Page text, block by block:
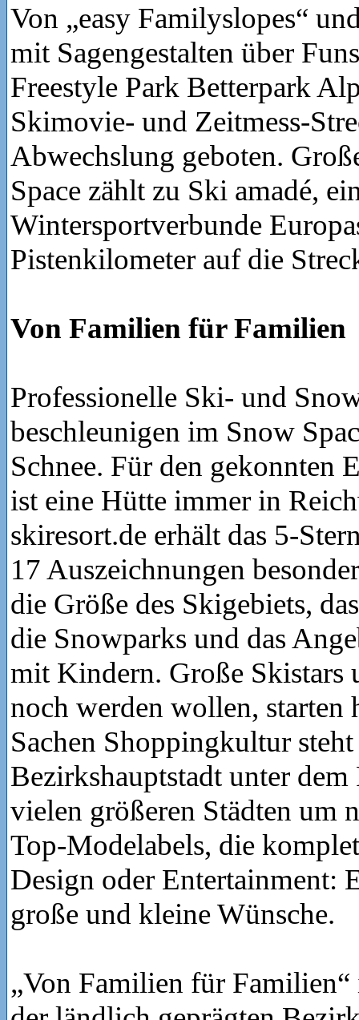
Von „easy Familyslopes“
mit Sagengestalten über
Freestyle Park Betterpark
Skimovie- und Zeitmess-
Abwechslung geboten.
Space zählt zu Ski amadé,
Wintersportverbunde
Pistenkilometer auf die
Von Familien für Familien
Professionelle Ski- und
beschleunigen im Snow
Schnee. Für den gekonnten
ist eine Hütte immer in
skiresort.de erhält das 5-
17 Auszeichnungen
die Größe des Skigebiets,
die Snowparks und das
mit Kindern. Große Skistars
noch werden wollen, starten
Sachen Shoppingkultur
Bezirkshauptstadt unter
vielen größeren Städten um
Top-Modelabels, die
Design oder Entertainment:
große und kleine Wünsche.
„Von Familien für